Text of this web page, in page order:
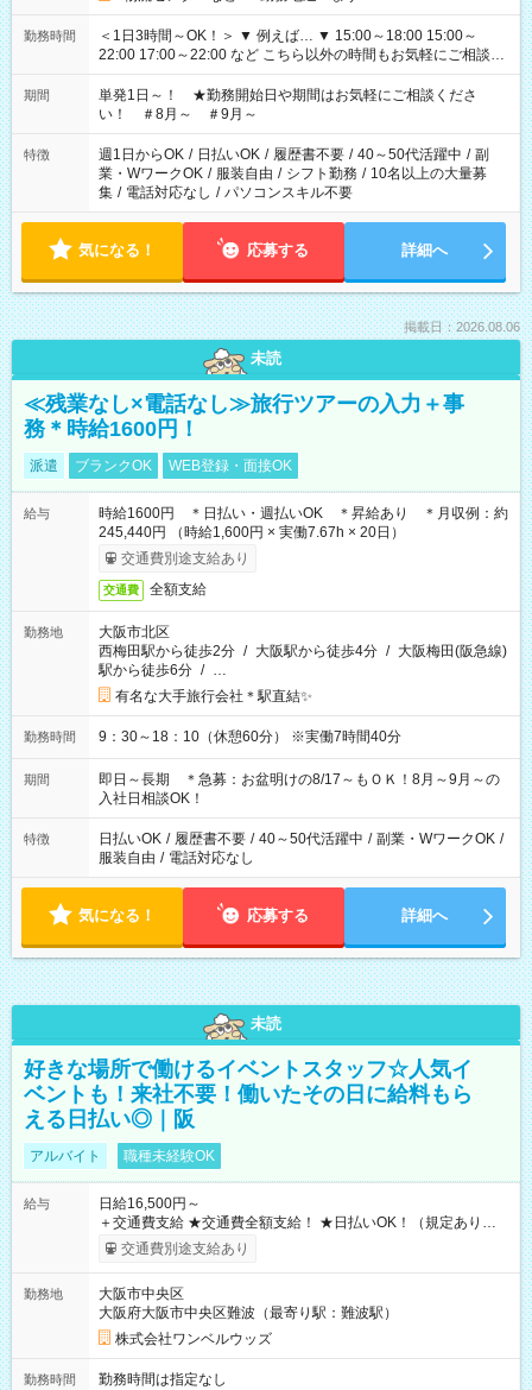
勤務時間
＜1日3時間～OK！＞ ▼ 例えば… ▼ 15:00～18:00 15:00～
22:00 17:00～22:00 など こちら以外の時間もお気軽にご相談く
ださい！
期間
単発1日～！ ★勤務開始日や期間はお気軽にご相談くださ
い！ ＃8月～ ＃9月～
特徴 週1日からOK / 日払いOK / 履歴書不要 / 40～50代活躍中 / 副
業・WワークOK / 服装自由 / シフト勤務 / 10名以上の大量募
集 / 電話対応なし / パソコンスキル不要
気になる！ 応募する 詳細へ
掲載日：2026.08.06
未読
≪残業なし×電話なし≫旅行ツアーの入力＋事
務＊時給1600円！
派遣 ブランクOK WEB登録・面接OK
給与
時給1600円 ＊日払い・週払いOK ＊昇給あり ＊月収例：約
245,440円 （時給1,600円 × 実働7.67h × 20日）
交通費別途支給あり
交通費 全額支給
勤務地
大阪市北区
西梅田駅から徒歩2分 / 大阪駅から徒歩4分 / 大阪梅田(阪急線)
駅から徒歩6分 / …
有名な大手旅行会社＊駅直結✨
勤務時間 9：30～18：10（休憩60分） ※実働7時間40分
期間
即日～長期 ＊急募：お盆明けの8/17～もＯＫ！8月～9月～の
入社日相談OK！
特徴 日払いOK / 履歴書不要 / 40～50代活躍中 / 副業・WワークOK /
服装自由 / 電話対応なし
気になる！ 応募する 詳細へ
未読
好きな場所で働けるイベントスタッフ☆人気イ
ベントも！来社不要！働いたその日に給料もら
える日払い◎｜阪
アルバイト 職種未経験OK
給与
日給16,500円～
＋交通費支給 ★交通費全額支給！ ★日払いOK！（規定あり） ┗
働いたその日に現金GET♪ お仕事後はコンビニATMから 日払
交通費別途支給あり
勤務地
大阪市中央区
大阪府大阪市中央区難波（最寄り駅：難波駅）
株式会社ワンベルウッズ
勤務時間
勤務時間は指定なし